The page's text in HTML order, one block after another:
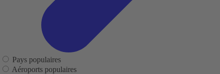
Pays populaires
Aéroports populaires